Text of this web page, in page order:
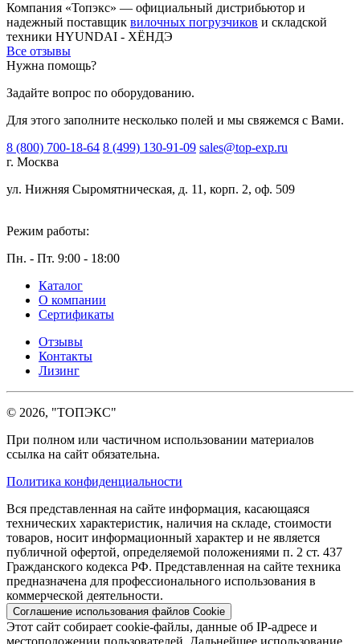
Компания «Топэкс» — официальный дистрибьютор и
надежный поставщик вилочных погрузчиков и складской
техники HYUNDAI - ХЁНДЭ
Все отзывы
Нужна помощь?
Задайте вопрос по оборудованию.
Для этого заполните несколько полей и мы свяжемся с Вами.
8 (800) 700-18-64 8 (499) 130-91-09 sales@top-exp.ru
г. Москва
ул. Нижняя Сыромятническая, д. 11, корп. 2, оф. 509
Режим работы:
Пн. - Пт. 9:00 - 18:00
Каталог
О компании
Сертификаты
Отзывы
Контакты
Лизинг
© 2026, "ТОПЭКС"
При полном или частичном использовании материалов
ссылка на сайт обязательна.
Политика конфиденциальности
Вся представленная на сайте информация, касающаяся
технических характеристик, наличия на складе, стоимости
товаров, носит информационный характер и не является
публичной офертой, определяемой положениями п. 2 ст. 437
Гражданского кодекса РФ. Представленная на сайте техника
предназначена для профессионального использования в
коммерческой деятельности.
Соглашение использования файлов Cookie
Этот сайт собирает cookie-файлы, данные об IP-адресе и